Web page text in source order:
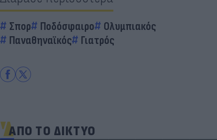
Σπορ Ποδόσφαιρο
Ολυμπιακός
Παναθηναϊκός
Γιατρός
ΑΠΟ ΤΟ ΔΙΚΤΥΟ